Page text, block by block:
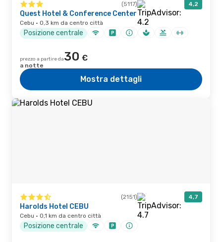
(5117) 4,2
Quest Hotel & Conference Center
Cebu · 0,3 km da centro città
Posizione centrale
prezzo a partire da30 €
a notte
Mostra dettagli
(2151) 4,7
Harolds Hotel CEBU
Cebu · 0,1 km da centro città
Posizione centrale